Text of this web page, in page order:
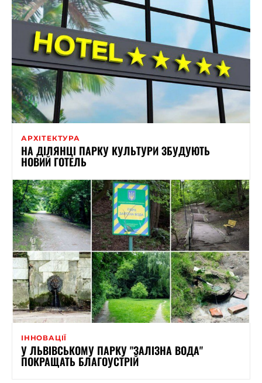
АРХІТЕКТУРА
НА ДІЛЯНЦІ ПАРКУ КУЛЬТУРИ ЗБУДУЮТЬ
НОВИЙ ГОТЕЛЬ
ІННОВАЦІЇ
У ЛЬВІВСЬКОМУ ПАРКУ "ЗАЛІЗНА ВОДА"
ПОКРАЩАТЬ БЛАГОУСТРІЙ